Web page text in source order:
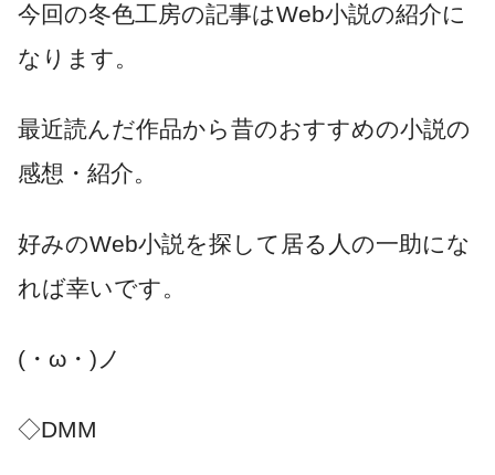
今回の冬色工房の記事はWeb小説の紹介に
なります。
最近読んだ作品から昔のおすすめの小説の
感想・紹介。
好みのWeb小説を探して居る人の一助にな
れば幸いです。
(・ω・)ノ
◇DMM